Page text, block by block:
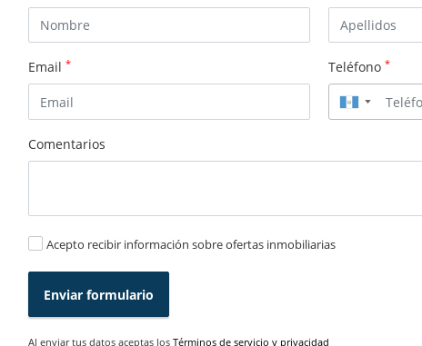
Email * Teléfono *
▼
Comentarios
Acepto recibir información sobre ofertas inmobiliarias
Enviar formulario
Al enviar tus datos aceptas los Términos de servicio y privacidad